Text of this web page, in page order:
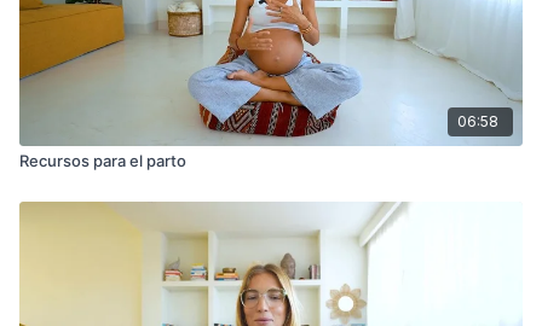
06:58
Recursos para el parto